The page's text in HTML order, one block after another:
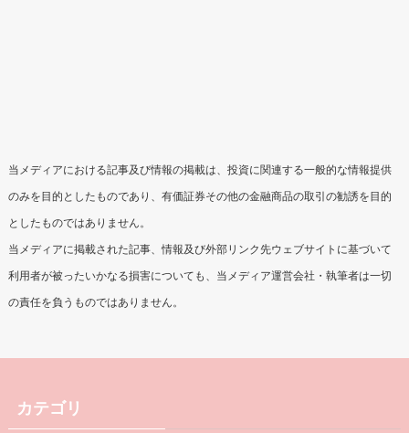
当メディアにおける記事及び情報の掲載は、投資に関連する一般的な情報提供
のみを目的としたものであり、有価証券その他の金融商品の取引の勧誘を目的
としたものではありません。
当メディアに掲載された記事、情報及び外部リンク先ウェブサイトに基づいて
利用者が被ったいかなる損害についても、当メディア運営会社・執筆者は一切
の責任を負うものではありません。
カテゴリ